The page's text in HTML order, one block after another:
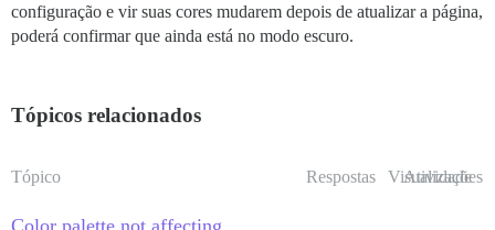
configuração e vir suas cores mudarem depois de atualizar a página,
poderá confirmar que ainda está no modo escuro.
Tópicos relacionados
Tópico Respostas Visualizações
Atividade
Color palette not affecting